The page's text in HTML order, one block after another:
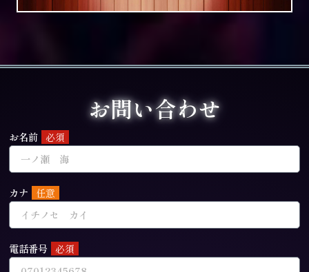
お問い合わせ
お名前
カナ
電話番号